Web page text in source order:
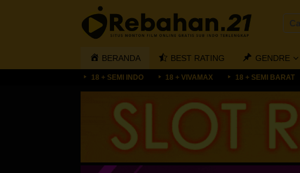
BERANDA BEST RATING GENDRE
18 + SEMI INDO 18 + VIVAMAX 18 + SEMI BARAT